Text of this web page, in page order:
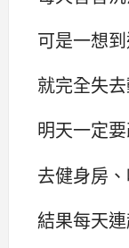
可是一想
就完全失
明天一定
去健身房
結果每天